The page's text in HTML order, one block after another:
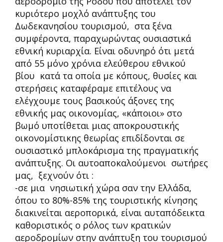
κυριότερο μοχλό ανάπτυξης του
Δωδεκανησίου τουρισμού, στα ξένα
συμφέροντα, παραχωρώντας ουσιαστικά
εθνική κυριαρχία. Είναι οδυνηρό ότι μετά
από 55 μόνο χρόνια ελεύθερου εθνικού
βίου κατά τα οποία με κόπους, θυσίες και
στερήσεις καταφέραμε επιτέλους να
ελέγχουμε τους βασικούς άξονες της
εθνικής μας οικονομίας, «κάποιοι» στο
βωμό υποτίθεται μιας αποκρουστικής
οικονομίστικης θεωρίας επιδίδονται σε
ουσιαστικό μπλοκάρισμα της πραγματικής
ανάπτυξης. Οι αυτοαποκαλούμενοι σωτήρες
μας, ξεχνούν ότι :
-σε μια νησιωτική χώρα σαν την Ελλάδα,
όπου το 80%-85% της τουριστικής κίνησης
διακινείται αεροπορικά, είναι αυταπόδεικτα
καθοριστικός ο ρόλος των κρατικών
αεροδρομίων στην ανάπτυξη του τουρισμού